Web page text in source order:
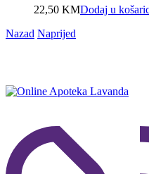
22,50 KMDodaj u
Nazad Naprijed